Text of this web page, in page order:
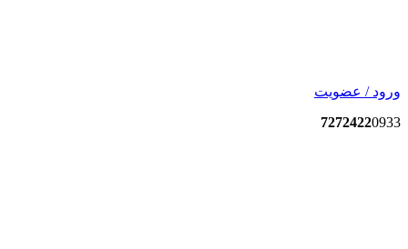
ورود / عضویت
72724220933